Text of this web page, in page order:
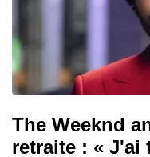
The Weeknd
retraite : « J'ai